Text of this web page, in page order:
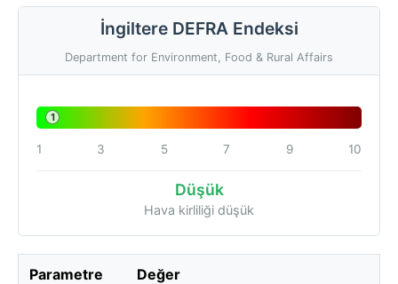
İngiltere DEFRA Endeksi
Department for Environment, Food & Rural Affairs
1
1 3 5 7 9 10
Düşük
Hava kirliliği düşük
Parametre Değer